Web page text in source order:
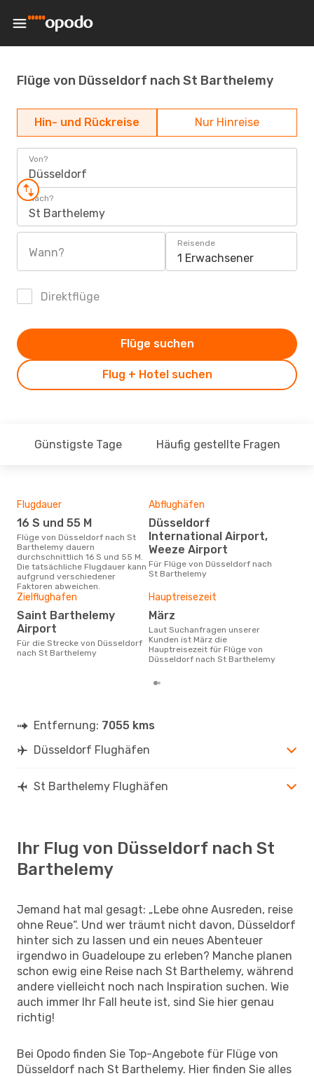
Flüge von Düsseldorf nach St Barthelemy
Hin- und Rückreise Nur Hinreise
Von?
Düsseldorf
Nach?
St Barthelemy
Wann?
Reisende
1 Erwachsener
Direktflüge
Flug + Hotel suchen
Flüge suchen
Günstigste Tage Häufig gestellte Fragen
Flugdauer
16 S und 55 M
Flüge von Düsseldorf nach St
Barthelemy dauern
durchschnittlich 16 S und 55 M.
Die tatsächliche Flugdauer kann
aufgrund verschiedener
Faktoren abweichen.
Abflughäfen
Düsseldorf
International Airport,
Weeze Airport
Für Flüge von Düsseldorf nach
St Barthelemy
Zielflughafen
Saint Barthelemy
Airport
Für die Strecke von Düsseldorf
nach St Barthelemy
Hauptreisezeit
März
Laut Suchanfragen unserer
Kunden ist März die
Hauptreisezeit für Flüge von
Düsseldorf nach St Barthelemy
Entfernung: 7055 kms
Düsseldorf Flughäfen
St Barthelemy Flughäfen
Ihr Flug von Düsseldorf nach St
Barthelemy
Jemand hat mal gesagt: „Lebe ohne Ausreden, reise
ohne Reue“. Und wer träumt nicht davon, Düsseldorf
hinter sich zu lassen und ein neues Abenteuer
irgendwo in Guadeloupe zu erleben? Manche planen
schon ewig eine Reise nach St Barthelemy, während
andere vielleicht noch nach Inspiration suchen. Wie
auch immer Ihr Fall heute ist, sind Sie hier genau
richtig!
Bei Opodo finden Sie Top-Angebote für Flüge von
Düsseldorf nach St Barthelemy. Hier finden Sie alles